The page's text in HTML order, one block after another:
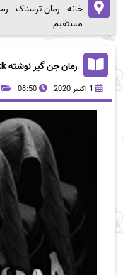
خانه-رمان ترسناک-
مستقیم
رمان جن گیر نوشته mehrantakk دانلود با لینک مستقیم
1 اکتبر 2020 08:50